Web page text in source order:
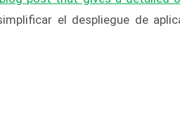
el despliegue de